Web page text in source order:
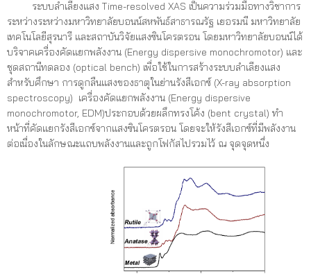
ระบบลำเลียงแสง Time-resolved XAS เป็นความร่วมมือทางวิชาการ
ระหว่างระหว่างมหาวิทยาลัยบอนน์สหพันธ์สาธารณรัฐ เยอรมนี มหาวิทยาลัย
เทคโนโลยีสุรนารี และสถาบันวิจัยแสงซินโครตรอน โดยมหาวิทยาลัยบอนน์ได้
บริจาคเครื่องคัดแยกพลังงาน (Energy dispersive monochromotor) และ
ชุดสถานีทดลอง (optical bench) เพื่อใช้ในการสร้างระบบลำเลียงแสง
สำหรับศึกษา การดูกลืนแสงของธาตุในย่านรังสีเอกซ์ (X-ray absorption
spectroscopy) เครื่องคัดแยกพลังงาน (Energy dispersive
monochromotor, EDM)ประกอบด้วยผลึกทรงโค้ง (bent crystal) ทำ
หน้าที่คัดแยกรังสีเอกซ์จากแสงซินโครตรอน โดยจะให้รังสีเอกซ์ที่มีพลังงาน
ต่อเนื่องในลักษณะแถบพลังงานและถูกโฟกัสไปรวมไว้ ณ จุดจุดหนึ่ง